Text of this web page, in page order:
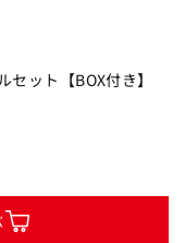
セット【BOX付き】